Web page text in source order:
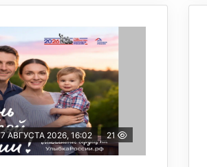
7 АВГУСТА 2026, 16:02 21